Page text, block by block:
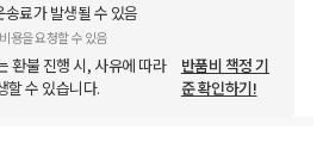
료가 발생될 수 있음
용을 요청할 수 있음
환불 진행 시, 사유에 따라
할 수 있습니다.
반품비 책정 기
준 확인하기!